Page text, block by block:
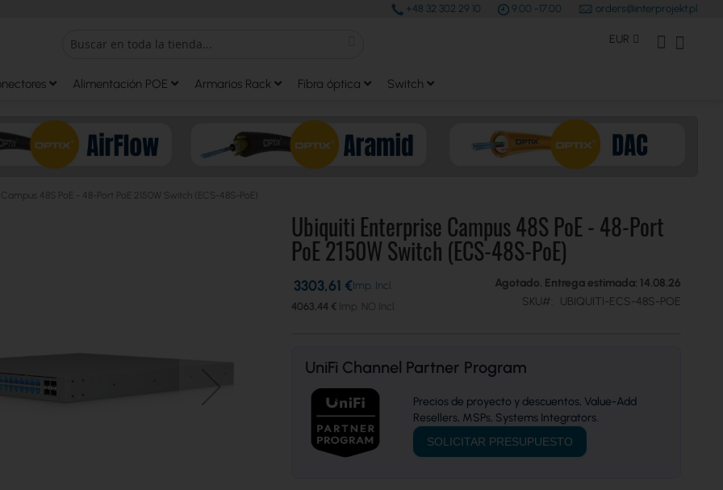
+48 32 302 29 10 9.00 -17.00 orders@interprojekt.pl
Moneda
EUR Mi Cuenta
Alimentación POE Armarios Rack Fibra óptica Switch
Campus 48S PoE - 48-Port PoE 2150W Switch (ECS-48S-PoE)
Ubiquiti Enterprise Campus 48S PoE - 48-Port
PoE 2150W Switch (ECS-48S-PoE)
4063,44 €
3303,61 €
Agotado. Entrega estimada: 14.08.26
SKU
UBIQUITI-ECS-48S-POE
UniFi Channel Partner Program
Precios de proyecto y descuentos, Value-Add
Resellers, MSPs, Systems Integrators.
SOLICITAR PRESUPUESTO